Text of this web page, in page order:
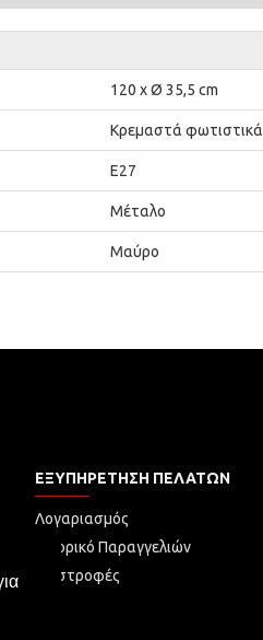
120 x Ø 35,5 cm
Κρεμαστά φωτιστικά
Ε27
Μέταλο
Μαύρο
ΕΞΥΠΗΡΈΤΗΣΗ ΠΕΛΑΤΏΝ
Λογαριασμός
Ιστορικό Παραγγελιών
Επιστροφές